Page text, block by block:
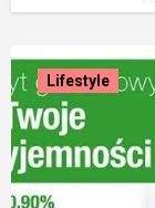
Lifestyle